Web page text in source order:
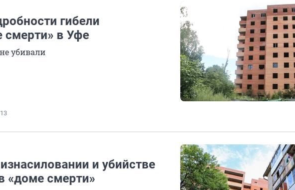
гибели
в Уфе
убивали
13
и убийстве
«доме смерти»